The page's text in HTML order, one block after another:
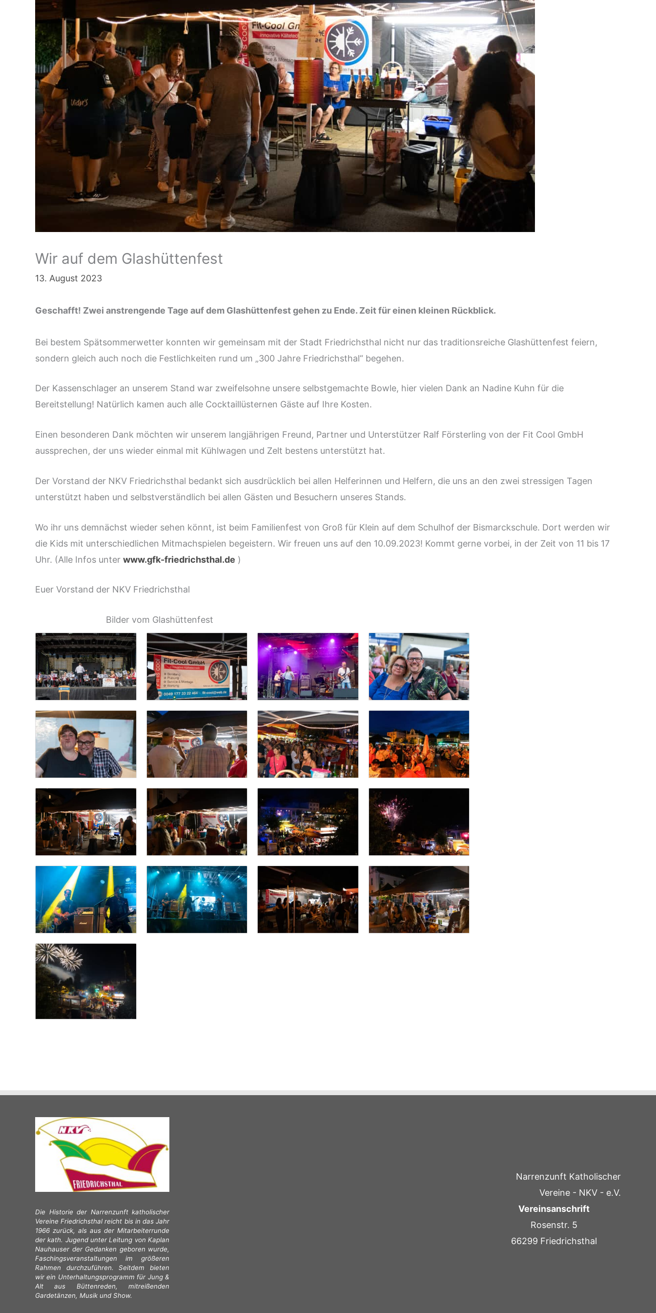
Wir auf dem Glashüttenfest
13. August 2023
Geschafft! Zwei anstrengende Tage auf dem Glashüttenfest gehen zu Ende. Zeit für einen kleinen Rückblick.
Bei bestem Spätsommerwetter konnten wir gemeinsam mit der Stadt Friedrichsthal nicht nur das traditionsreiche Glashüttenfest feiern,
sondern gleich auch noch die Festlichkeiten rund um „300 Jahre Friedrichsthal“ begehen.
Der Kassenschlager an unserem Stand war zweifelsohne unsere selbstgemachte Bowle, hier vielen Dank an Nadine Kuhn für die
Bereitstellung! Natürlich kamen auch alle Cocktaillüsternen Gäste auf Ihre Kosten.
Einen besonderen Dank möchten wir unserem langjährigen Freund, Partner und Unterstützer Ralf Försterling von der Fit Cool GmbH
aussprechen, der uns wieder einmal mit Kühlwagen und Zelt bestens unterstützt hat.
Der Vorstand der NKV Friedrichsthal bedankt sich ausdrücklich bei allen Helferinnen und Helfern, die uns an den zwei stressigen Tagen
unterstützt haben und selbstverständlich bei allen Gästen und Besuchern unseres Stands.
Wo ihr uns demnächst wieder sehen könnt, ist beim Familienfest von Groß für Klein auf dem Schulhof der Bismarckschule. Dort werden wir
die Kids mit unterschiedlichen Mitmachspielen begeistern. Wir freuen uns auf den 10.09.2023! Kommt gerne vorbei, in der Zeit von 11 bis 17
Uhr. (Alle Infos unter www.gfk-friedrichsthal.de )
Euer Vorstand der NKV Friedrichsthal
Bilder vom Glashüttenfest
Die Historie der Narrenzunft katholischer
Vereine Friedrichsthal reicht bis in das Jahr
1966 zurück, als aus der Mitarbeiterrunde
der kath. Jugend unter Leitung von Kaplan
Nauhauser der Gedanken geboren wurde,
Faschingsveranstaltungen im größeren
Rahmen durchzuführen. Seitdem bieten
wir ein Unterhaltungsprogramm für Jung &
Alt aus Büttenreden, mitreißenden
Gardetänzen, Musik und Show.
Narrenzunft Katholischer
Vereine - NKV - e.V.
Vereinsanschrift
Rosenstr. 5
66299 Friedrichsthal